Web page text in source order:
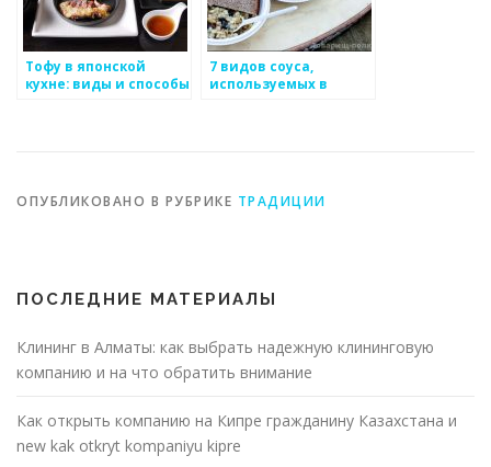
Тофу в японской
кухне: виды и способы
7 видов соуса,
используемых в
ОПУБЛИКОВАНО В РУБРИКЕ ТРАДИЦИИ
ПОСЛЕДНИЕ МАТЕРИАЛЫ
Клининг в Алматы: как выбрать надежную клининговую
компанию и на что обратить внимание
Как открыть компанию на Кипре гражданину Казахстана и
new kak otkryt kompaniyu kipre